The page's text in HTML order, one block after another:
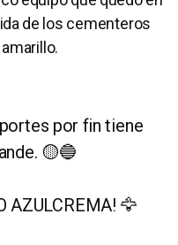
de los cementeros
por fin tiene
🟡🔵
AZULCREMA! 🦅